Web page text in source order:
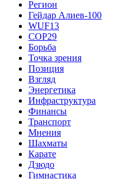
Регион
Гейдар Алиев-100
WUF13
COP29
Борьба
Точка зрения
Позиция
Взгляд
Энергетика
Инфраструктура
Финансы
Транспорт
Мнения
Шахматы
Карате
Дзюдо
Гимнастика